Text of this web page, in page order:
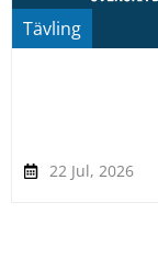
Tävling
22 Jul, 2026